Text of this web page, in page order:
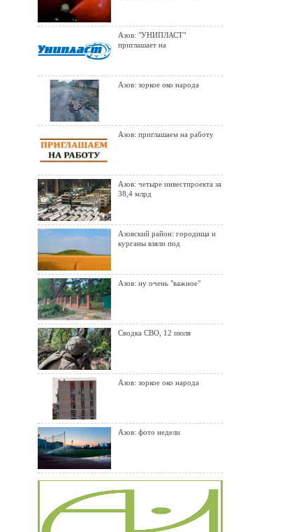
Азов: "УНИПЛАСТ"
приглашает на
Азов: зоркое око народа
Азов: приглашаем на работу
Азов: четыре инвестпроекта за
38,4 млрд
Азовский район: городища и
курганы взяли под
Азов: ну очень "важное"
Сводка СВО, 12 июля
Азов: зоркое око народа
Азов: фото недели